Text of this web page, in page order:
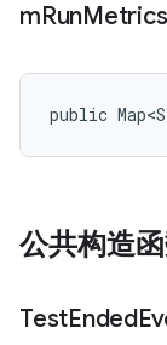
mRunMetrics
public
公共构造
TestEnded